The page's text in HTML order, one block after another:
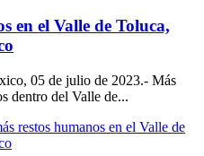
en el Valle de Toluca,
05 de julio de 2023.- Más
dentro del Valle de...
restos humanos en el Valle de